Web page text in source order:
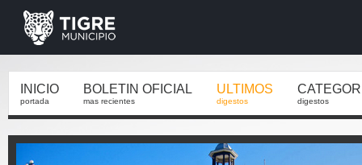
INICIO
portada
BOLETIN OFICIAL
mas recientes
ULTIMOS
digestos digestos